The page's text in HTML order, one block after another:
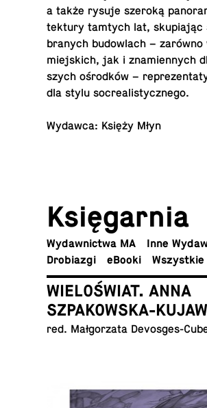
a także rysuje szeroką
tek­tu­ry tamtych lat,
bra­nych bu­dow­lach –
miej­skich, jak i zna­mien­nych
szych ośrod­ków –
dla stylu socrealistycznego.
Wydawca: Księży Młyn
Księ­gar­nia
Wy­daw­nic­twa MA
Inne
Dro­bia­zgi
eBooki Wszyst­kie
WIELOŚWIAT. ANNA
SZPAKOWSKA-
red. Mał­go­rza­ta Devosges-